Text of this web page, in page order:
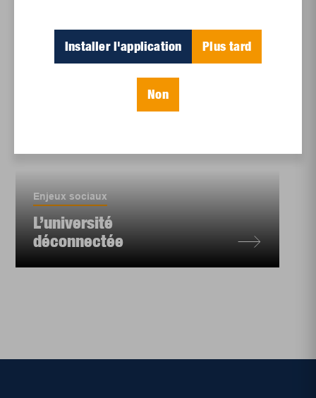
Enjeux sociaux
L’université
déconnectée
Installer l'application Plus tard
Non